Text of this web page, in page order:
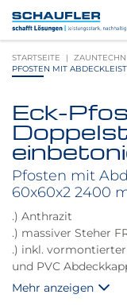
Inhalt
Hauptnavigation
Footernavigation
Logo
Schaufler
verlinkt
zur
STARTSEITE
PFOSTEN MIT
Produktbilder
überspringen
Eck-
Pfosten mit
60x60x2 2400
.) Anthrazit
.) massiver Steher
.) inkl. vormontierter
und PVC
.) zum Einbetonieren
Mehr anzeigen